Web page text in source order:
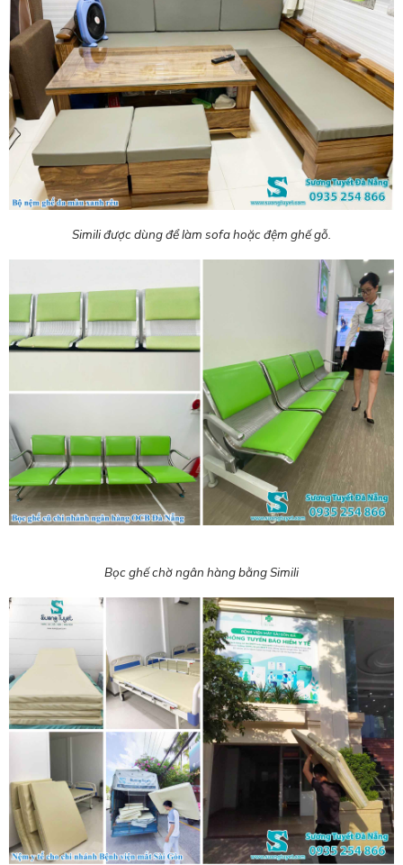
Simili được dùng để làm sofa hoặc đệm ghế gỗ.
Bọc ghế chờ ngân hàng bằng Simili